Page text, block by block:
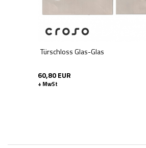
Türschloss Glas-Glas
60,80 EUR
+ MwSt